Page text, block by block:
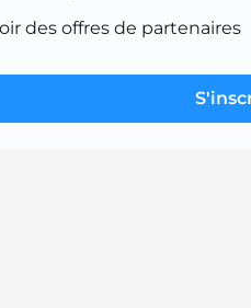
des offres de partenaires